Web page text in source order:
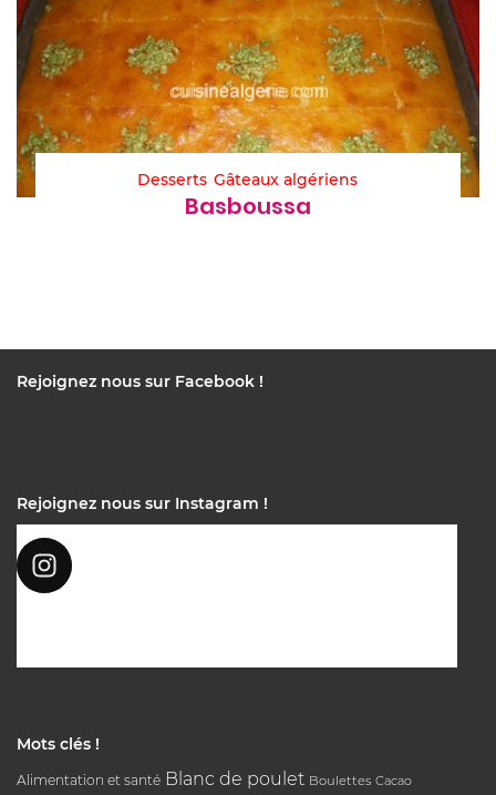
Desserts Gâteaux algériens
Basboussa
Rejoignez nous sur Facebook !
Rejoignez nous sur Instagram !
Mots clés !
Alimentation et santé Blanc de poulet Boulettes Cacao